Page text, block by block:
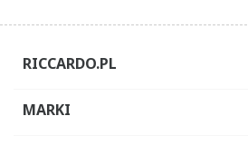
RICCARDO.PL
MARKI